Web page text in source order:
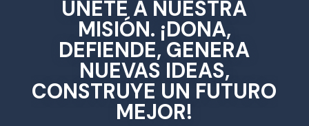
ÚNETE A NUESTRA
MISIÓN. ¡DONA,
DEFIENDE, GENERA
NUEVAS IDEAS,
CONSTRUYE UN FUTURO
MEJOR!